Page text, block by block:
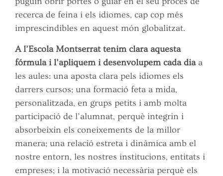
recerca de feina i els idiomes, cap cop més
imprescindibles en aquest món globalitzat.
A l’Escola Montserrat tenim clara aquesta
fórmula i l’apliquem i desenvolupem cada diaa
les aules: una aposta clara pels idiomes els
darrers cursos; una formació feta a mida,
personalitzada, en grups petits i amb molta
participació de l’alumnat, perquè integrin i
absorbeixin els coneixements de la millor
manera; una relació estreta i dinàmica amb el
nostre entorn, les nostres institucions, entitats i
empreses; i la motivació necessària perquè els